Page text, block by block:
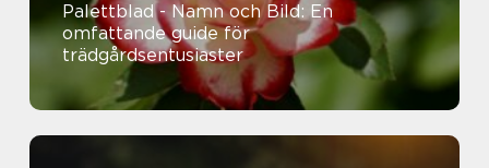
Palettblad - Namn och Bild: En
omfattande guide för
trädgårdsentusiaster